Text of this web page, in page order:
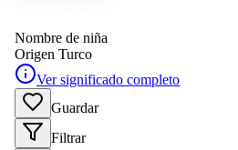
Nombre de niña
Origen Turco
Ver significado completo
Guardar
Filtrar